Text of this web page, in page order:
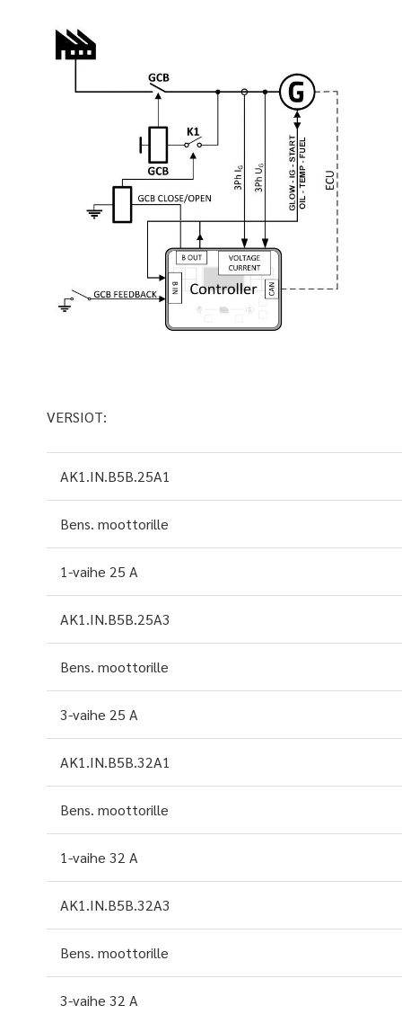
VERSIOT:
AK1.IN.B5B.25A1
Bens. moottorille
1-vaihe 25 A
AK1.IN.B5B.25A3
Bens. moottorille
3-vaihe 25 A
AK1.IN.B5B.32A1
Bens. moottorille
1-vaihe 32 A
AK1.IN.B5B.32A3
Bens. moottorille
3-vaihe 32 A